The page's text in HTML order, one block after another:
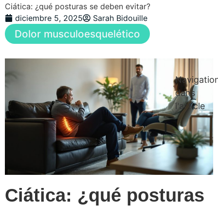
Ciática: ¿qué posturas se deben evitar?
diciembre 5, 2025
Sarah Bidouille
Dolor musculoesquelético
Ciática: ¿qué posturas
dans
l'article